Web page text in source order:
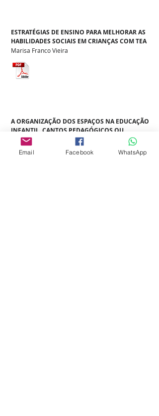
Marisa Franco Vieira
ESTRATÉGIAS DE ENSINO PARA MELHORAR AS
HABILIDADES SOCIAIS EM CRIANÇAS COM TEA
Kátia Leia dos Santos Oliveira
A ORGANIZAÇÃO DOS ESPAÇOS NA EDUCAÇÃO
INFANTIL. CANTOS PEDAGÓGICOS OU
CONTEXTOS INVESTIGATIVOS?
Email Facebook WhatsApp